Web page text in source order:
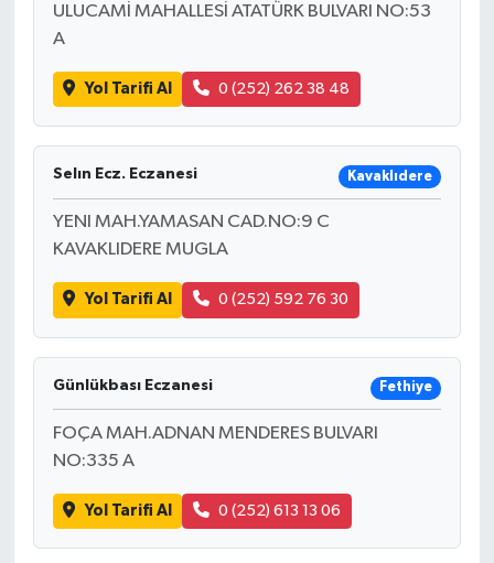
ULUCAMİ MAHALLESİ ATATÜRK BULVARI NO:53
A
Yol Tarifi Al 0 (252) 262 38 48
Selın Ecz. Eczanesi Kavaklıdere
YENI MAH.YAMASAN CAD.NO:9 C
KAVAKLIDERE MUGLA
Yol Tarifi Al 0 (252) 592 76 30
Günlükbası Eczanesi Fethiye
FOÇA MAH.ADNAN MENDERES BULVARI
NO:335 A
Yol Tarifi Al 0 (252) 613 13 06